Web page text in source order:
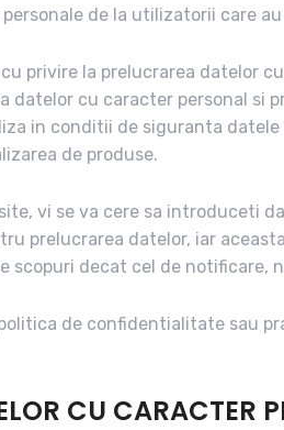
de la utilizatorii care au
privire la prelucrarea datelor
datelor cu caracter personal
in conditii de siguranta
de produse.
vi se va cere sa introduceti
prelucrarea datelor, iar
decat cel de
de confidentialitate sau
CU CARACTER